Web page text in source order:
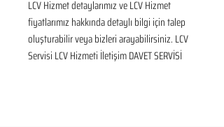
LCV Hizmet detaylarımız ve LCV Hizmet
fiyatlarımız hakkında detaylı bilgi için talep
oluşturabilir veya bizleri arayabilirsiniz. LCV
Servisi LCV Hizmeti İletişim DAVET SERVİSİ